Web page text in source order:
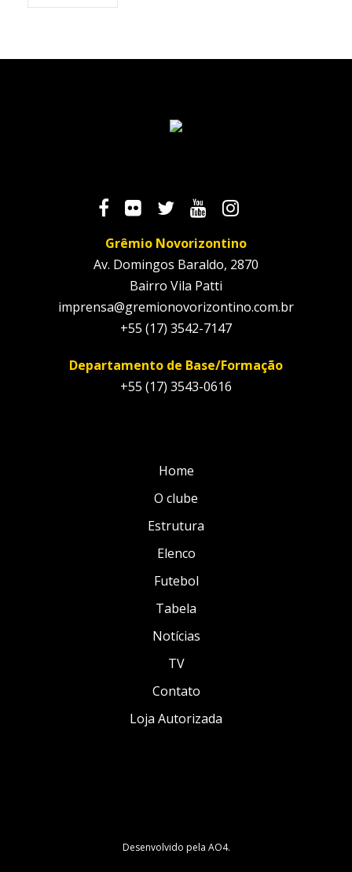
Grêmio Novorizontino
Av. Domingos Baraldo, 2870
Bairro Vila Patti
imprensa@gremionovorizontino.com.br
+55 (17) 3542-7147
Departamento de Base/Formação
+55 (17) 3543-0616
Home
O clube
Estrutura
Elenco
Futebol
Tabela
Notícias
TV
Contato
Loja Autorizada
Desenvolvido pela AO4.